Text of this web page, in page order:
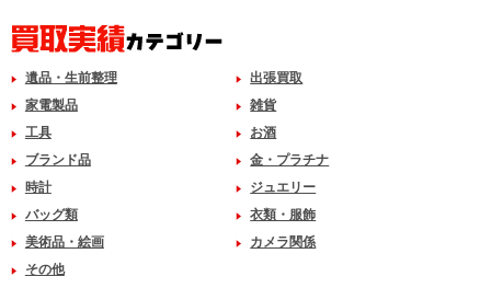
遺品・生前整理
出張買取
家電製品
雑貨
工具
お酒
ブランド品
金・プラチナ
時計
ジュエリー
バッグ類
衣類・服飾
美術品・絵画
カメラ関係
その他